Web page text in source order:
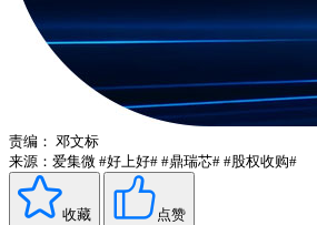
责编： 邓文标
来源：爱集微 #好上好# #鼎瑞芯# #股权收购#
收藏 点赞